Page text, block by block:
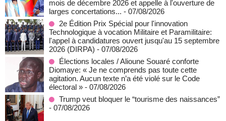
mois de décembre 2026 et appelle à l'ouverture de
larges concertations... - 07/08/2026
2e Édition Prix Spécial pour l'innovation
Technologique à vocation Militaire et Paramilitaire:
l'appel à candidatures ouvert jusqu'au 15 septembre
2026 (DIRPA) - 07/08/2026
Élections locales / Alioune Souaré conforte
Diomaye: « Je ne comprends pas toute cette
agitation. Aucun texte n’a été violé sur le Code
électoral » - 07/08/2026
Trump veut bloquer le “tourisme des naissances”
- 07/08/2026